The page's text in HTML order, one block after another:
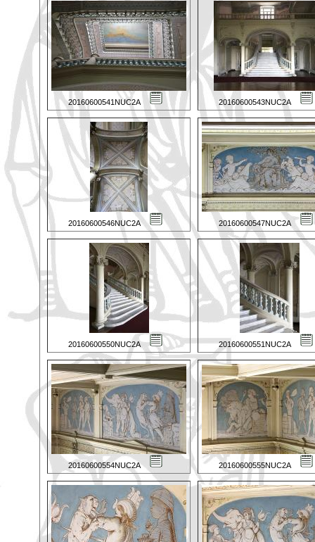
20160600541NUC2A 20160600543NUC2A
20160600546NUC2A 20160600547NUC2A
20160600550NUC2A 20160600551NUC2A
20160600554NUC2A 20160600555NUC2A